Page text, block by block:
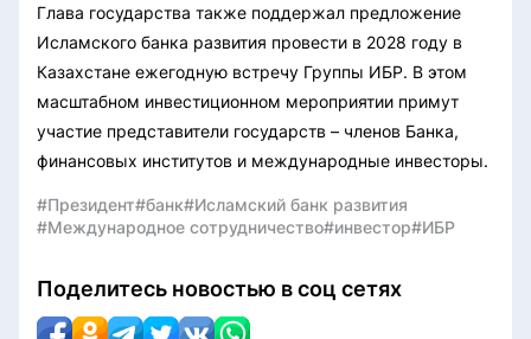
Глава государства также поддержал предложение
Исламского банка развития провести в 2028 году в
Казахстане ежегодную встречу Группы ИБР. В этом
масштабном инвестиционном мероприятии примут
участие представители государств – членов Банка,
финансовых институтов и международные инвесторы.
#Президент#банк#Исламский банк развития
#Международное сотрудничество#инвестор#ИБР
Поделитесь новостью в соц сетях